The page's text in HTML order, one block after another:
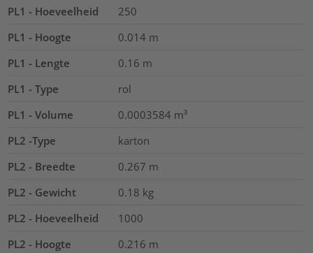
PL1 - Hoeveelheid
250
PL1 - Hoogte
0.014 m
PL1 - Lengte
0.16 m
PL1 - Type
rol
PL1 - Volume
0.0003584 m³
PL2 -Type
karton
PL2 - Breedte
0.267 m
PL2 - Gewicht
0.18 kg
PL2 - Hoeveelheid
1000
PL2 - Hoogte
0.216 m